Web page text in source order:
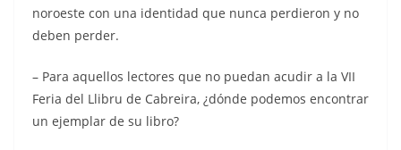
noroeste con una identidad que nunca perdieron y no
deben perder.
– Para aquellos lectores que no puedan acudir a la VII
Feria del Llibru de Cabreira, ¿dónde podemos encontrar
un ejemplar de su libro?